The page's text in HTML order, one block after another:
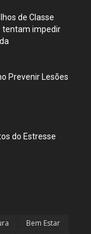
de Classe
tentam impedir
Prevenir Lesões
do Estresse
Bem Estar